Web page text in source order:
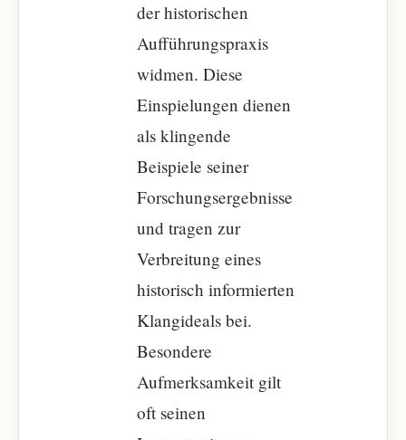
der historischen
Aufführungspraxis
widmen. Diese
Einspielungen dienen
als klingende
Beispiele seiner
Forschungsergebnisse
und tragen zur
Verbreitung eines
historisch informierten
Klangideals bei.
Besondere
Aufmerksamkeit gilt
oft seinen